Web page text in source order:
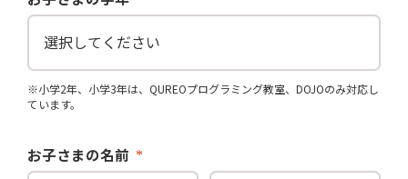
※小学2年、小学3年は、QUREOプログラミング教室、DOJOのみ対応し
ています。
お子さまの名前